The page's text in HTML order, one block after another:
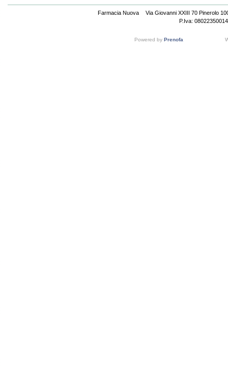
Farmacia Nuova
Via Giovanni XXIII 70 Pinerolo
P.Iva: 08022350014
Powered by Prenofa